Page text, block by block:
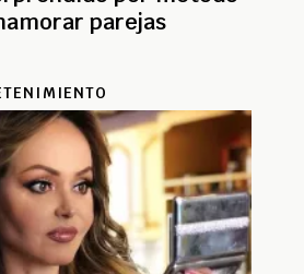
parejas